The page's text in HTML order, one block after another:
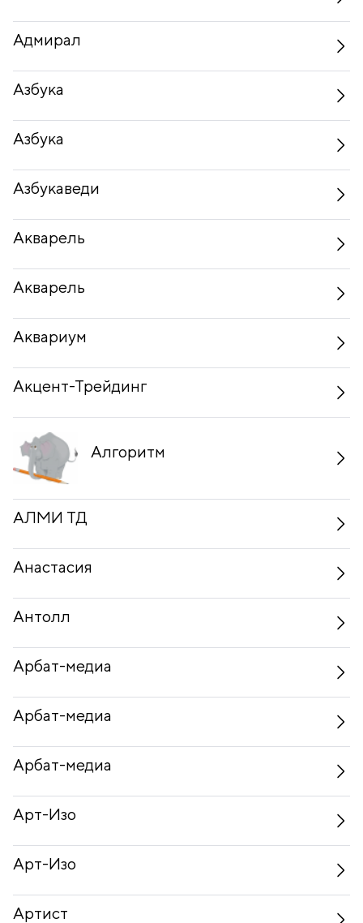
Адмирал
Азбука
Азбука
Азбукаведи
Акварель
Акварель
Аквариум
Акцент-Трейдинг
Алгоритм
АЛМИ ТД
Анастасия
Антолл
Арбат-медиа
Арбат-медиа
Арбат-медиа
Арт-Изо
Арт-Изо
Артист